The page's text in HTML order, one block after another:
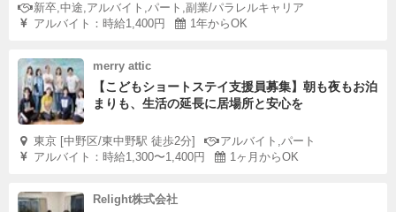
新卒,中途,アルバイト,パート,副業/パラレルキャリア
アルバイト：時給1,400円
1年からOK
merry attic
【こどもショートステイ支援員募集】朝も夜もお泊
まりも、生活の延長に居場所と安心を
東京 [中野区/東中野駅 徒歩2分]
アルバイト,パート
アルバイト：時給1,300〜1,400円
1ヶ月からOK
Relight株式会社